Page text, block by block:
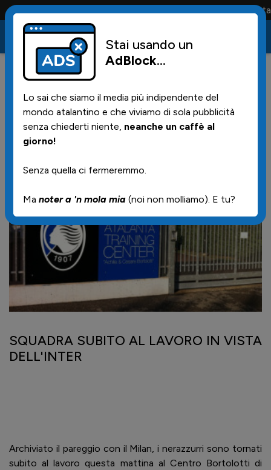
Conta solo la maglia e solo i tifosi la portano tutta
26/02/2024 | 16.16
News da Zingonia
SQUADRA SUBITO AL LAVORO IN VISTA
DELL'INTER
Archiviato il pareggio con il Milan, i nerazzurri sono tornati
subito al lavoro questa mattina al Centro Bortolotti di
Stai usando un
AdBlock...
Lo sai che siamo il media più indipendente del
mondo atalantino e che viviamo di sola pubblicità
senza chiederti niente, neanche un caffè al
giorno!
Senza quella ci fermeremmo.
Ma noter a 'n mola mia (noi non molliamo). E tu?